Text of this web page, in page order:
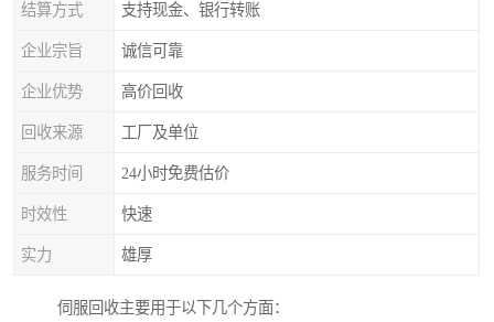
结算方式 支持现金、银行转账
企业宗旨 诚信可靠
企业优势 高价回收
回收来源 工厂及单位
服务时间 24小时免费估价
时效性 快速
实力 雄厚
伺服回收主要用于以下几个方面：